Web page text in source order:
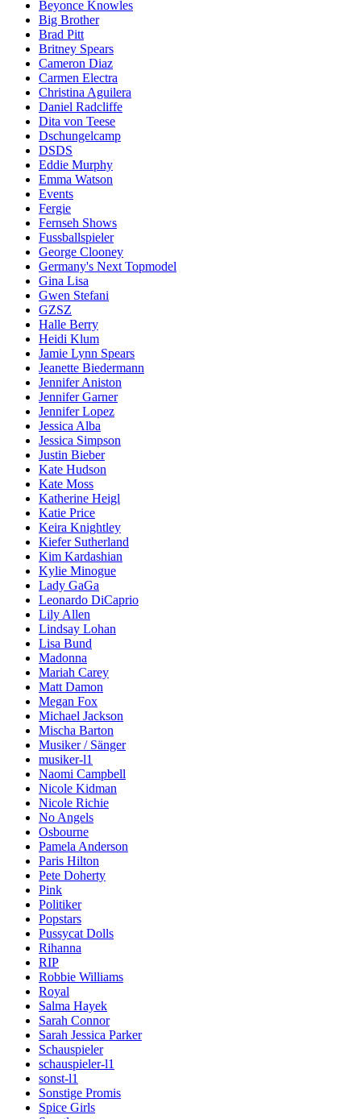
Beyonce Knowles
Big Brother
Brad Pitt
Britney Spears
Cameron Diaz
Carmen Electra
Christina Aguilera
Daniel Radcliffe
Dita von Teese
Dschungelcamp
DSDS
Eddie Murphy
Emma Watson
Events
Fergie
Fernseh Shows
Fussballspieler
George Clooney
Germany's Next Topmodel
Gina Lisa
Gwen Stefani
GZSZ
Halle Berry
Heidi Klum
Jamie Lynn Spears
Jeanette Biedermann
Jennifer Aniston
Jennifer Garner
Jennifer Lopez
Jessica Alba
Jessica Simpson
Justin Bieber
Kate Hudson
Kate Moss
Katherine Heigl
Katie Price
Keira Knightley
Kiefer Sutherland
Kim Kardashian
Kylie Minogue
Lady GaGa
Leonardo DiCaprio
Lily Allen
Lindsay Lohan
Lisa Bund
Madonna
Mariah Carey
Matt Damon
Megan Fox
Michael Jackson
Mischa Barton
Musiker / Sänger
musiker-l1
Naomi Campbell
Nicole Kidman
Nicole Richie
No Angels
Osbourne
Pamela Anderson
Paris Hilton
Pete Doherty
Pink
Politiker
Popstars
Pussycat Dolls
Rihanna
RIP
Robbie Williams
Royal
Salma Hayek
Sarah Connor
Sarah Jessica Parker
Schauspieler
schauspieler-l1
sonst-l1
Sonstige Promis
Spice Girls